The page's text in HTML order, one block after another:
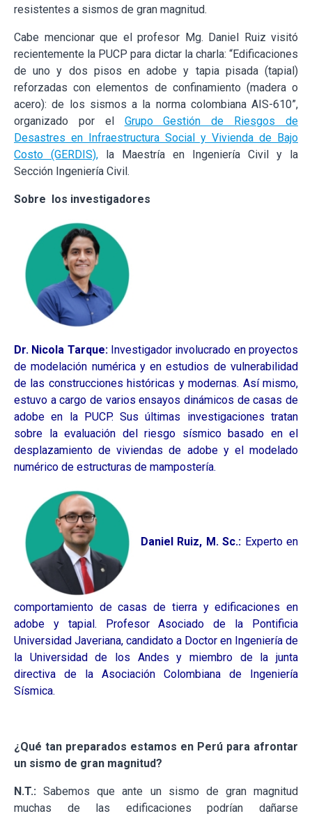
resistentes a sismos de gran magnitud.
Cabe mencionar que el profesor Mg. Daniel Ruiz visitó
recientemente la PUCP para dictar la charla: “Edificaciones
de uno y dos pisos en adobe y tapia pisada (tapial)
reforzadas con elementos de confinamiento (madera o
acero): de los sismos a la norma colombiana AIS-610”,
organizado por el Grupo Gestión de Riesgos de
Desastres en Infraestructura Social y Vivienda de Bajo
Costo (GERDIS),
la Maestría en Ingeniería Civil y la
Sección Ingeniería Civil.
Sobre los investigadores
Dr. Nicola Tarque:Investigador involucrado en proyectos
de modelación numérica y en estudios de vulnerabilidad
de las construcciones históricas y modernas. Así mismo,
estuvo a cargo de varios ensayos dinámicos de casas de
adobe en la PUCP. Sus últimas investigaciones tratan
sobre la evaluación del riesgo sísmico basado en el
desplazamiento de viviendas de adobe y el modelado
numérico de estructuras de mampostería.
Daniel Ruiz, M. Sc.: Experto en
comportamiento de casas de tierra y edificaciones en
adobe y tapial. Profesor Asociado de la Pontificia
Universidad Javeriana, candidato a Doctor en Ingeniería de
la Universidad de los Andes y miembro de la junta
directiva de la Asociación Colombiana de Ingeniería
Sísmica.
¿Qué tan preparados estamos en Perú para afrontar
un sismo de gran magnitud?
N.T.: Sabemos que ante un sismo de gran magnitud
muchas de las edificaciones podrían dañarse